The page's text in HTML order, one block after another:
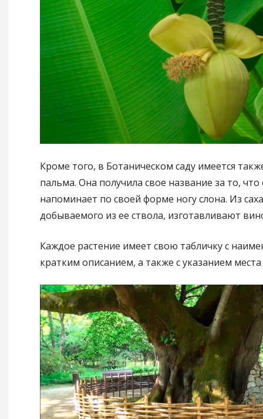
Кроме того, в Ботаническом саду имеется
пальма. Она получила свое название за то, что
напоминает по своей форме ногу слона. Из
добываемого из ее ствола, изготавливают
Каждое растение имеет свою табличку с
кратким описанием, а также с указанием